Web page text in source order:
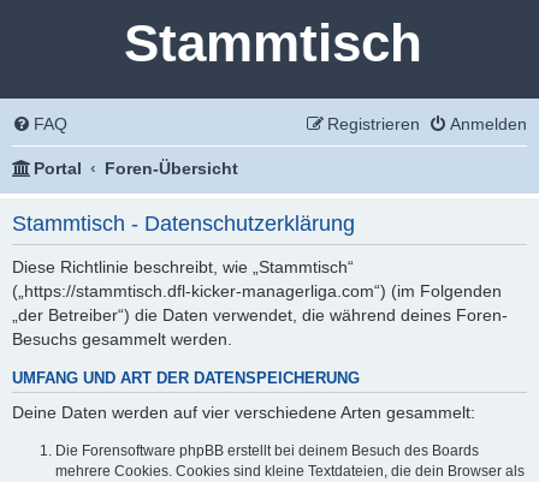
Stammtisch
FAQ Anmelden
Registrieren
Portal Foren-Übersicht
Stammtisch - Datenschutzerklärung
Diese Richtlinie beschreibt, wie „Stammtisch“
(„https://stammtisch.dfl-kicker-managerliga.com“) (im Folgenden
„der Betreiber“) die Daten verwendet, die während deines Foren-
Besuchs gesammelt werden.
UMFANG UND ART DER DATENSPEICHERUNG
Deine Daten werden auf vier verschiedene Arten gesammelt:
Die Forensoftware phpBB erstellt bei deinem Besuch des Boards
mehrere Cookies. Cookies sind kleine Textdateien, die dein Browser als